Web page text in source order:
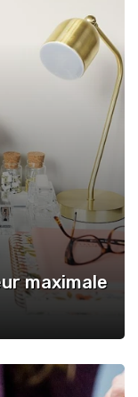
maximale